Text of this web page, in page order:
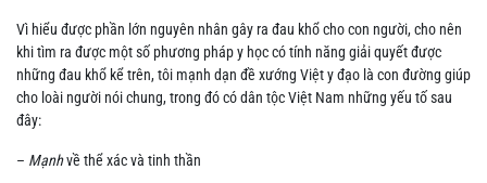
Vì hiểu được phần lớn nguyên nhân gây ra đau khổ cho con người, cho nên
khi tìm ra được một số phương pháp y học có tính năng giải quyết được
những đau khổ kể trên, tôi mạnh dạn đề xướng Việt y đạo là con đường giúp
cho loài người nói chung, trong đó có dân tộc Việt Nam những yếu tố sau
đây:
– Mạnhvề thể xác và tinh thần